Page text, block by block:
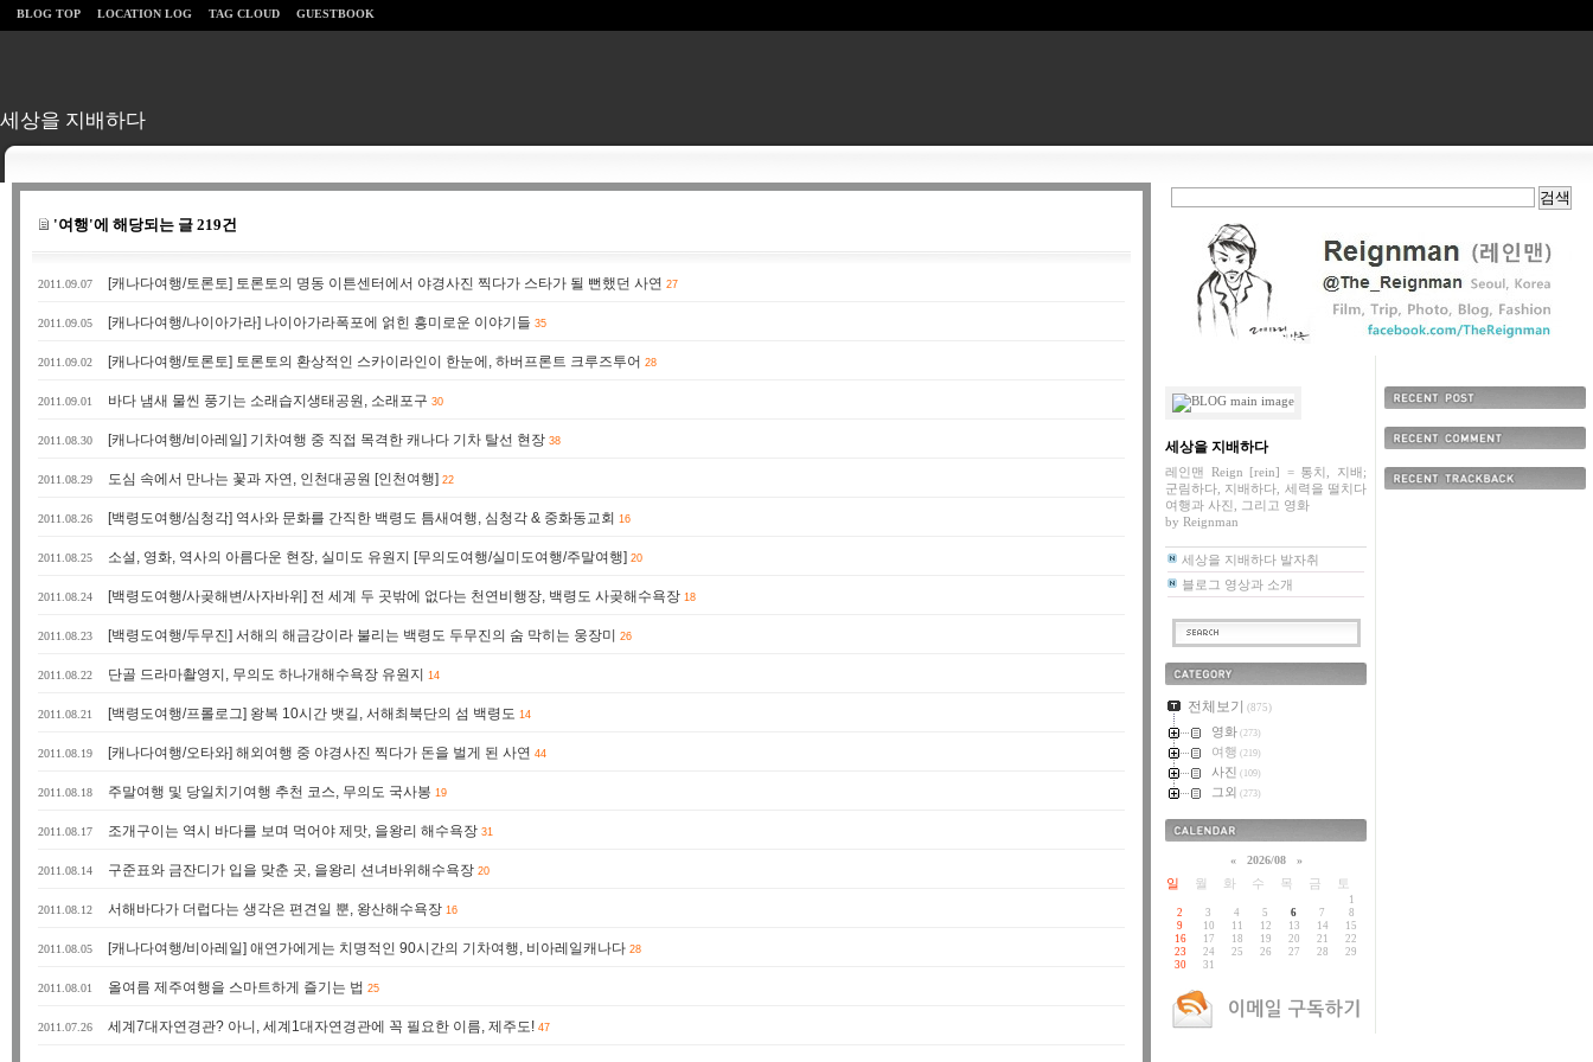
세상을 지배하다
BLOG TOP LOCATION LOG TAG CLOUD GUESTBOOK
'여행'에 해당되는 글 219건
2011.09.07 [캐나다여행/토론토] 토론토의 명동 이튼센터에서 야경사진 찍다가 스타가 될 뻔했던 사연 27
2011.09.05 [캐나다여행/나이아가라] 나이아가라폭포에 얽힌 흥미로운 이야기들 35
2011.09.02 [캐나다여행/토론토] 토론토의 환상적인 스카이라인이 한눈에, 하버프론트 크루즈투어 28
2011.09.01 바다 냄새 물씬 풍기는 소래습지생태공원, 소래포구 30
2011.08.30 [캐나다여행/비아레일] 기차여행 중 직접 목격한 캐나다 기차 탈선 현장 38
2011.08.29 도심 속에서 만나는 꽃과 자연, 인천대공원 [인천여행] 22
2011.08.26 [백령도여행/심청각] 역사와 문화를 간직한 백령도 틈새여행, 심청각 & 중화동교회 16
2011.08.25 소설, 영화, 역사의 아름다운 현장, 실미도 유원지 [무의도여행/실미도여행/주말여행] 20
2011.08.24 [백령도여행/사곶해변/사자바위] 전 세계 두 곳밖에 없다는 천연비행장, 백령도 사곶해수욕장 18
2011.08.23 [백령도여행/두무진] 서해의 해금강이라 불리는 백령도 두무진의 숨 막히는 웅장미 26
2011.08.22 단골 드라마촬영지, 무의도 하나개해수욕장 유원지 14
2011.08.21 [백령도여행/프롤로그] 왕복 10시간 뱃길, 서해최북단의 섬 백령도 14
2011.08.19 [캐나다여행/오타와] 해외여행 중 야경사진 찍다가 돈을 벌게 된 사연 44
2011.08.18 주말여행 및 당일치기여행 추천 코스, 무의도 국사봉 19
2011.08.17 조개구이는 역시 바다를 보며 먹어야 제맛, 을왕리 해수욕장 31
2011.08.14 구준표와 금잔디가 입을 맞춘 곳, 을왕리 션녀바위해수욕장 20
2011.08.12 서해바다가 더럽다는 생각은 편견일 뿐, 왕산해수욕장 16
2011.08.05 [캐나다여행/비아레일] 애연가에게는 치명적인 90시간의 기차여행, 비아레일캐나다 28
2011.08.01 올여름 제주여행을 스마트하게 즐기는 법 25
2011.07.26 세계7대자연경관? 아니, 세계1대자연경관에 꼭 필요한 이름, 제주도! 47
세상을 지배하다
레인맨 Reign [rein] = 통치, 지배;
군림하다, 지배하다, 세력을 떨치다
여행과 사진, 그리고 영화
by Reignman
세상을 지배하다 발자취
블로그 영상과 소개
카테고리
전체보기 (875)
영화 (273)
여행 (219)
사진 (109)
그외 (273)
« 2026/08 »
일 월 화 수 목 금 토
1
2
3 4 5 6 7
8
9
10 11 12 13 14
15
16
17 18 19 20 21
22
23
24 25 26 27 28
29
30
31